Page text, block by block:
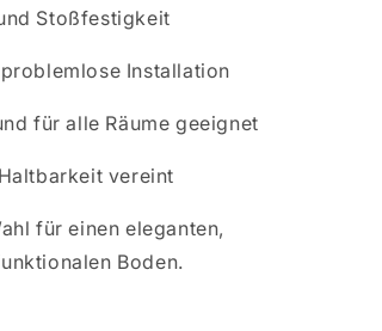
Stoßfestigkeit
Installation
für alle Räume geeignet
vereint
für einen eleganten,
Boden.